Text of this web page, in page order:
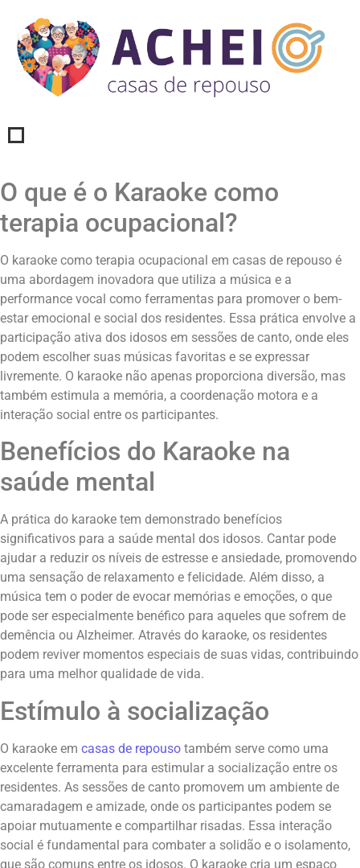
O que é o Karaoke como
terapia ocupacional?
O karaoke como terapia ocupacional em casas de repouso é
uma abordagem inovadora que utiliza a música e a
performance vocal como ferramentas para promover o bem-
estar emocional e social dos residentes. Essa prática envolve a
participação ativa dos idosos em sessões de canto, onde eles
podem escolher suas músicas favoritas e se expressar
livremente. O karaoke não apenas proporciona diversão, mas
também estimula a memória, a coordenação motora e a
interação social entre os participantes.
Benefícios do Karaoke na
saúde mental
A prática do karaoke tem demonstrado benefícios
significativos para a saúde mental dos idosos. Cantar pode
ajudar a reduzir os níveis de estresse e ansiedade, promovendo
uma sensação de relaxamento e felicidade. Além disso, a
música tem o poder de evocar memórias e emoções, o que
pode ser especialmente benéfico para aqueles que sofrem de
demência ou Alzheimer. Através do karaoke, os residentes
podem reviver momentos especiais de suas vidas, contribuindo
para uma melhor qualidade de vida.
Estímulo à socialização
O karaoke em casas de repouso também serve como uma
excelente ferramenta para estimular a socialização entre os
residentes. As sessões de canto promovem um ambiente de
camaradagem e amizade, onde os participantes podem se
apoiar mutuamente e compartilhar risadas. Essa interação
social é fundamental para combater a solidão e o isolamento,
que são comuns entre os idosos. O karaoke cria um espaço